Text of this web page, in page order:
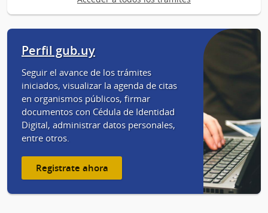
Perfil gub.uy
Seguir el avance de los trámites
iniciados, visualizar la agenda de citas
en organismos públicos, firmar
documentos con Cédula de Identidad
Digital, administrar datos personales,
entre otros.
Registrate ahora